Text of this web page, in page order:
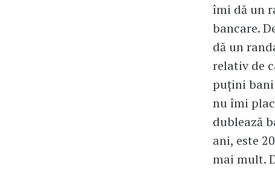
îmi dă un
bancare.
dă un
relativ de
puțini
nu îmi
dublează
ani, este
mai mult.